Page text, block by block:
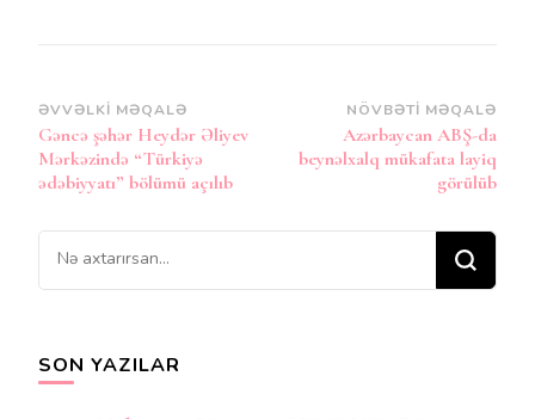
Post
Naviqasiya
ƏVVƏLKI MƏQALƏ
Gəncə şəhər Heydər Əliyev
Mərkəzində “Türkiyə
ədəbiyyatı” bölümü açılıb
NÖVBƏTI MƏQALƏ
Azərbaycan ABŞ-da
beynəlxalq mükafata layiq
görülüb
Bir
şey
SON YAZILAR